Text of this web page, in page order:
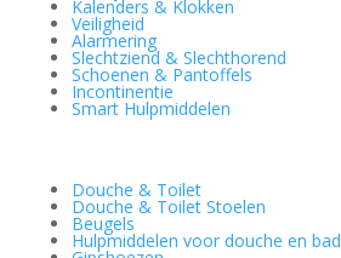
Kalenders & Klokken
Veiligheid
Alarmering
Slechtziend & Slechthorend
Schoenen & Pantoffels
Incontinentie
Smart Hulpmiddelen
Douche & Toilet
Douche & Toilet Stoelen
Beugels
Hulpmiddelen voor douche en bad